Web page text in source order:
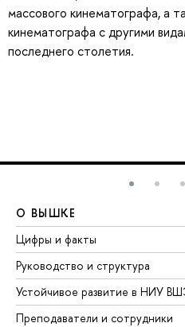
массового кинематографа, а
кинематографа с другими
последнего столетия.
О ВЫШКЕ
Цифры и факты
Руководство и структура
Устойчивое развитие в НИУ
Преподаватели и сотрудники